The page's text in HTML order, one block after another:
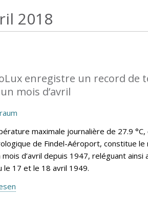
2018
enregistre un record
mois d’avril
maximale journalière de 27.9
de Findel-Aéroport, constitue
mois d’avril depuis 1947, reléguant
le 17 et le 18 avril 1949.